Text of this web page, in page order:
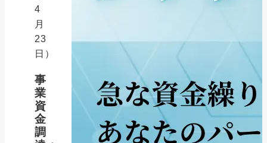
4
月
23
日）
事
業
資
金
調